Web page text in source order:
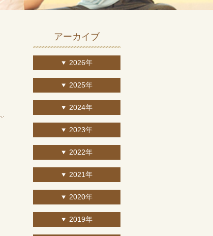
アーカイブ
2026年
2025年
2024年
2023年
2022年
2021年
2020年
2019年